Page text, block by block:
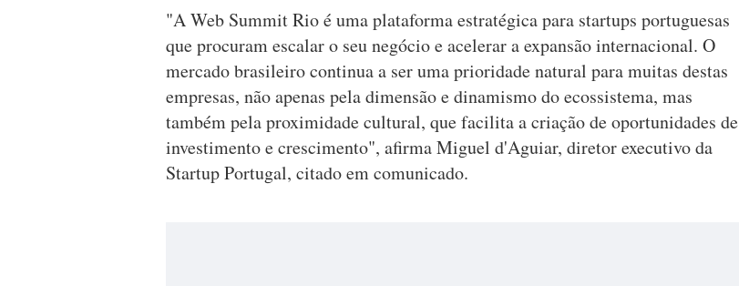
"A Web Summit Rio é uma plataforma estratégica para startups portuguesas
que procuram escalar o seu negócio e acelerar a expansão internacional. O
mercado brasileiro continua a ser uma prioridade natural para muitas destas
empresas, não apenas pela dimensão e dinamismo do ecossistema, mas
também pela proximidade cultural, que facilita a criação de oportunidades de
investimento e crescimento", afirma Miguel d'Aguiar, diretor executivo da
Startup Portugal, citado em comunicado.